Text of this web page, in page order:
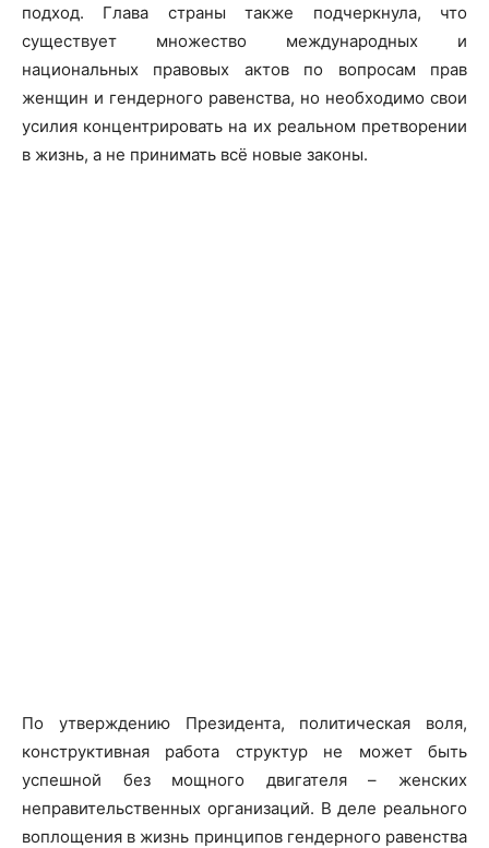
подход. Глава страны также подчеркнула, что
существует множество международных и
национальных правовых актов по вопросам прав
женщин и гендерного равенства, но необходимо свои
усилия концентрировать на их реальном претворении
в жизнь, а не принимать всё новые законы.
По утверждению Президента, политическая воля,
конструктивная работа структур не может быть
успешной без мощного двигателя – женских
неправительственных организаций. В деле реального
воплощения в жизнь принципов гендерного равенства